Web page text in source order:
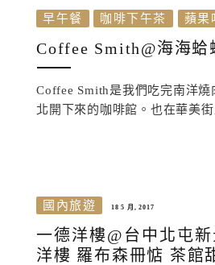
早午餐 咖啡下午茶 蘋果
Coffee Smith@海海
Coffee Smith是我們吃完南洋
北開下來的咖啡館。也在華美
國內旅遊 18 5 月, 2017
一德洋樓@台中北屯
洋樓 羅布森冊惦 茶館